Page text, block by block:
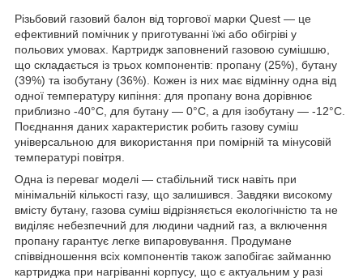
Різьбовий газовий балон від торгової марки Quest — це
ефективний помічник у приготуванні їжі або обігріві у
польових умовах. Картридж заповнений газовою сумішшю,
що складається із трьох компонентів: пропану (25%), бутану
(39%) та ізобутану (36%). Кожен із них має відмінну одна від
одної температуру кипіння: для пропану вона дорівнює
приблизно -40°C, для бутану — 0°C, а для ізобутану — -12°C.
Поєднання даних характеристик робить газову суміш
універсальною для використання при помірній та мінусовій
температурі повітря.
Одна із переваг моделі — стабільний тиск навіть при
мінімальній кількості газу, що залишився. Завдяки високому
вмісту бутану, газова суміш відрізняється екологічністю та не
виділяє небезпечний для людини чадний газ, а включення
пропану гарантує легке випаровування. Продумане
співвідношення всіх компонентів також запобігає займанню
картриджа при нагріванні корпусу, що є актуальним у разі